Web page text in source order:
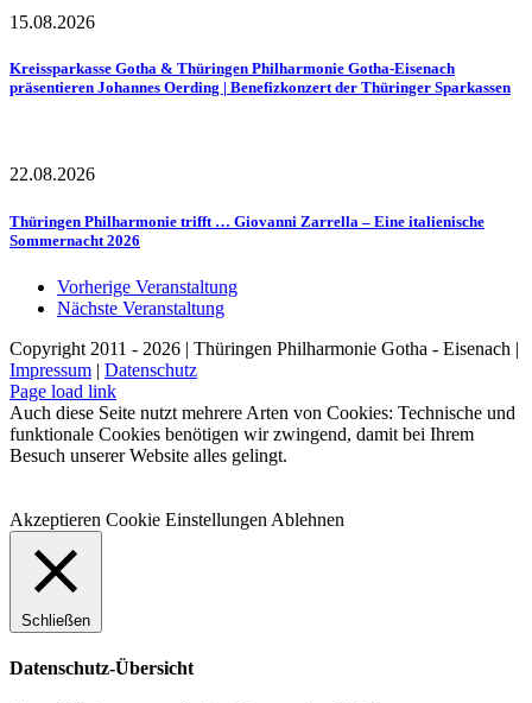
15.08.2026
Kreissparkasse Gotha & Thüringen Philharmonie Gotha-Eisenach
präsentieren Johannes Oerding | Benefizkonzert der Thüringer Sparkassen
22.08.2026
Thüringen Philharmonie trifft … Giovanni Zarrella – Eine italienische
Sommernacht 2026
Vorherige Veranstaltung
Nächste Veranstaltung
Copyright 2011 - 2026 | Thüringen Philharmonie Gotha - Eisenach |
Impressum | Datenschutz
Facebook
Instagram
WhatsApp
YouTube
E-
Mail
Telefon
Page load link
Auch diese Seite nutzt mehrere Arten von Cookies: Technische und
funktionale Cookies benötigen wir zwingend, damit bei Ihrem
Besuch unserer Website alles gelingt.
Akzeptieren Cookie Einstellungen Ablehnen
Schließen
Datenschutz-Übersicht